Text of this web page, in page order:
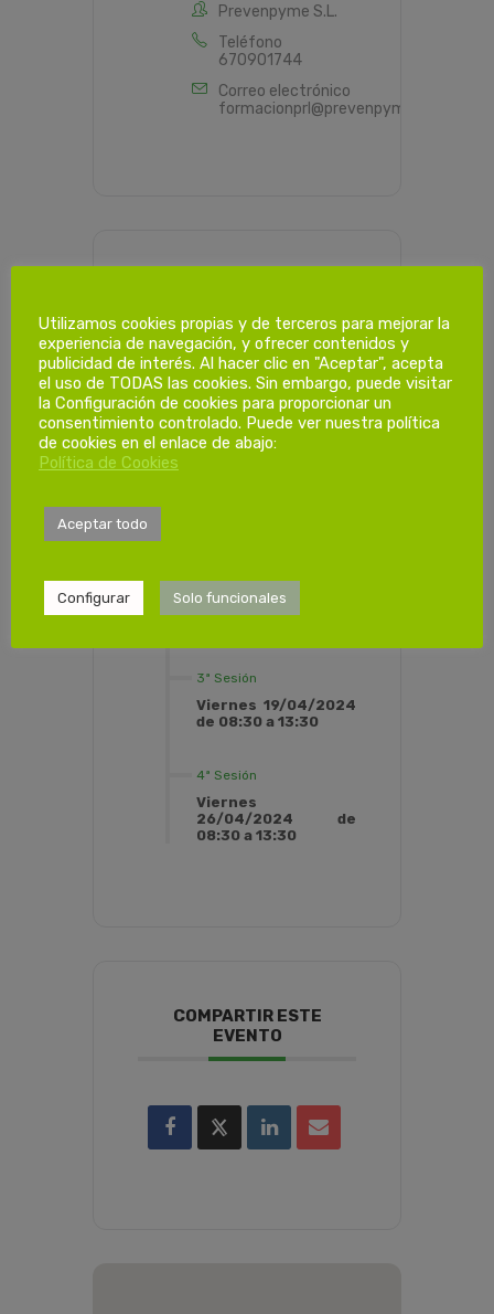
Prevenpyme S.L.
Teléfono
670901744
Correo electrónico
formacionprl@prevenpyme.es
Dias de
formación.
2ª Sesión
Viernes 12/04/2024
3ª Sesión
Viernes 19/04/2024
de 08:30 a 13:30
4ª Sesión
Viernes
26/04/2024 de
08:30 a 13:30
COMPARTIR ESTE
EVENTO
Utilizamos cookies propias y de terceros para mejorar la
experiencia de navegación, y ofrecer contenidos y
publicidad de interés. Al hacer clic en "Aceptar", acepta
el uso de TODAS las cookies. Sin embargo, puede visitar
la Configuración de cookies para proporcionar un
consentimiento controlado. Puede ver nuestra política
de cookies en el enlace de abajo:
Política de Cookies
Aceptar todo
Configurar Solo funcionales